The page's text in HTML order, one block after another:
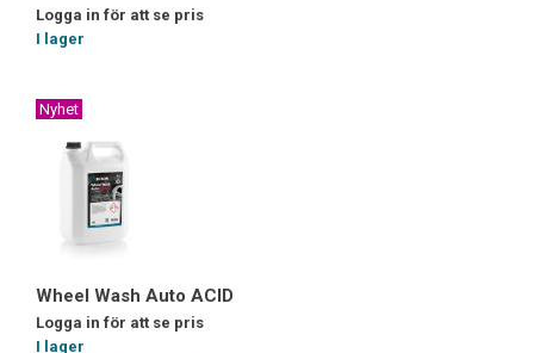
Logga in för att se pris
I lager
Nyhet
Wheel Wash Auto ACID
Logga in för att se pris
I lager